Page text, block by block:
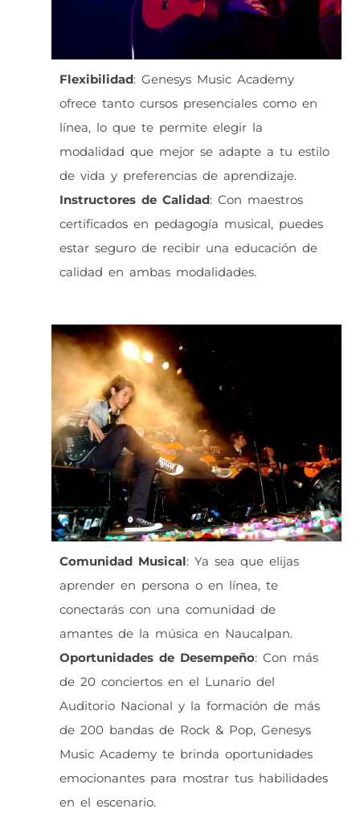
Flexibilidad: Genesys Music Academy
ofrece tanto cursos presenciales como en
línea, lo que te permite elegir la
modalidad que mejor se adapte a tu estilo
de vida y preferencias de aprendizaje.
Instructores de Calidad: Con maestros
certificados en pedagogía musical, puedes
estar seguro de recibir una educación de
calidad en ambas modalidades.
Comunidad Musical: Ya sea que elijas
aprender en persona o en línea, te
conectarás con una comunidad de
amantes de la música en Naucalpan.
Oportunidades de Desempeño: Con más
de 20 conciertos en el Lunario del
Auditorio Nacional y la formación de más
de 200 bandas de Rock & Pop, Genesys
Music Academy te brinda oportunidades
emocionantes para mostrar tus habilidades
en el escenario.